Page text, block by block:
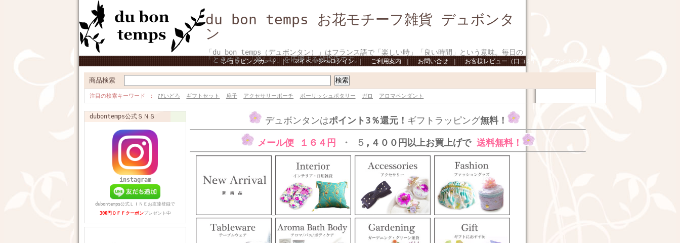
du bon temps お花モチーフ雑貨 デュボンタ
ン
「du bon temps（デュボンタン）」はフランス語で「楽しい時」「良い時間」という意味。毎日の
「ときめき」「楽しい」を応援する雑貨店です。
ショッピングカート｜ マイページへログイン｜ ご利用案内 ｜ お問い合せ ｜ お客様レビュー（口コミ）
商品検索
注目の検索キーワード びいどろ ギフトセット 扇子 アクセサリーポーチ ポーリッシュポタリー ガロ アロマペンダント
dubontemps公式ＳＮＳ
instagram
dubontemps公式ＬＩＮＥお友達登録で
300円ＯＦＦクーポンプレゼント中
デュボンタンはポイント3％還元！ ギフトラッピング無料！
メール便 １６４円 ・ ５ ,４００円以上お買上げで 送料無料！